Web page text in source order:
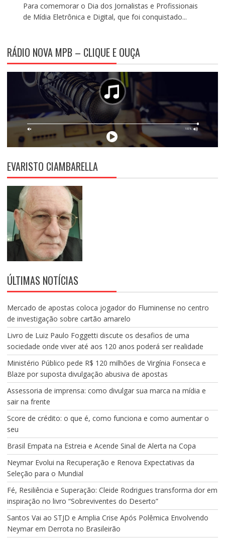
Para comemorar o Dia dos Jornalistas e Profissionais
de Mídia Eletrônica e Digital, que foi conquistado...
RÁDIO NOVA MPB – CLIQUE E OUÇA
EVARISTO CIAMBARELLA
ÚLTIMAS NOTÍCIAS
Mercado de apostas coloca jogador do Fluminense no centro
de investigação sobre cartão amarelo
Livro de Luiz Paulo Foggetti discute os desafios de uma
sociedade onde viver até aos 120 anos poderá ser realidade
Ministério Público pede R$ 120 milhões de Virgínia Fonseca e
Blaze por suposta divulgação abusiva de apostas
Assessoria de imprensa: como divulgar sua marca na mídia e
sair na frente
Score de crédito: o que é, como funciona e como aumentar o
seu
Brasil Empata na Estreia e Acende Sinal de Alerta na Copa
Neymar Evolui na Recuperação e Renova Expectativas da
Seleção para o Mundial
Fé, Resiliência e Superação: Cleide Rodrigues transforma dor em
inspiração no livro “Sobreviventes do Deserto”
Santos Vai ao STJD e Amplia Crise Após Polêmica Envolvendo
Neymar em Derrota no Brasileirão